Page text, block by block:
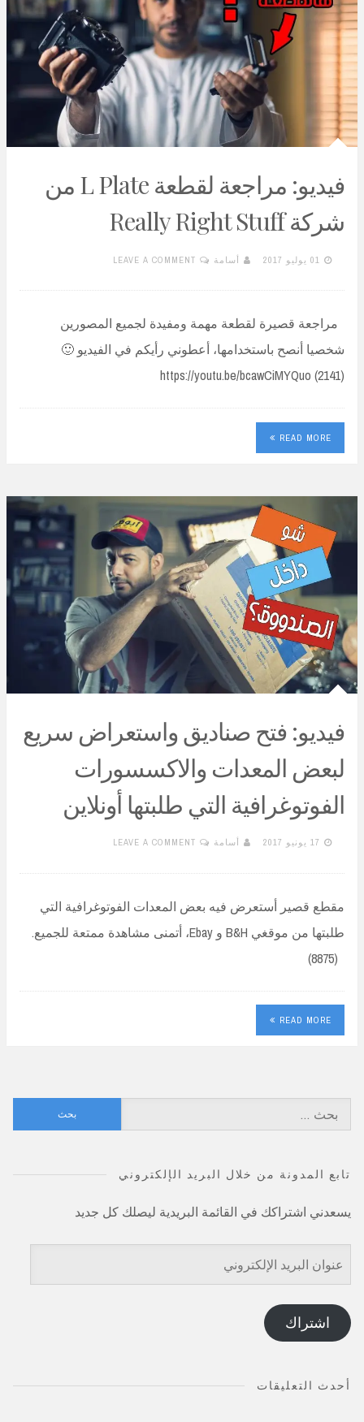
فيديو: مراجعة لقطعة L Plate من
شركة Really Right Stuff
01 يوليو 2017 أسامة LEAVE A COMMENT
مراجعة قصيرة لقطعة مهمة ومفيدة لجميع المصورين
شخصيا أنصح باستخدامها، أعطوني رأيكم في الفيديو 🙂
https://youtu.be/bcawCiMYQuo (2141)
READ MORE
فيديو: فتح صناديق واستعراض سريع
لبعض المعدات والاكسسورات
الفوتوغرافية التي طلبتها أونلاين
17 يونيو 2017 أسامة LEAVE A COMMENT
مقطع قصير أستعرض فيه بعض المعدات الفوتوغرافية التي
طلبتها من موقغي B&H و Ebay، أتمنى مشاهدة ممتعة للجميع.
(8875)
READ MORE
عن:
تابع المدونة من خلال البريد الإلكتروني
يسعدني اشتراكك في القائمة البريدية ليصلك كل جديد
عنوان
البريد
الإلكتروني
اشتراك
أحدث التعليقات